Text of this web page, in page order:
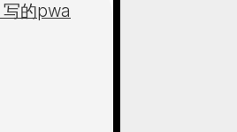
的pwa